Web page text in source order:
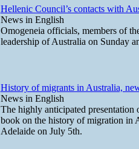
Hellenic Council’s contacts with
News in English
Omogeneia officials, members of
leadership of Australia on Sunday
History of migrants in Australia,
News in English
The highly anticipated
book on the history of migration in
Adelaide on July 5th.